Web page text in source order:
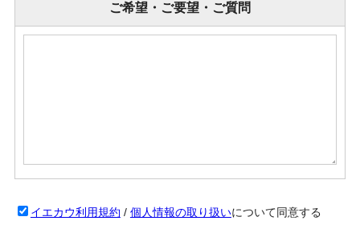
ご希望・ご要望・ご質問
イエカウ利用規約 / 個人情報の取り扱いについて同意する